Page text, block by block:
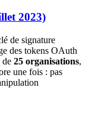
2023)
de signature
des tokens OAuth
de 25 organisations,
une fois : pas